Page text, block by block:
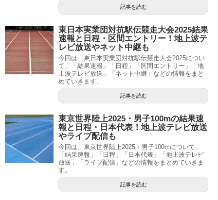
記事を読む
東日本実業団対抗駅伝競走大会2025結果
速報と日程・区間エントリー！地上波テ
レビ放送やネット中継も
今回は、東日本実業団対抗駅伝競走大会2025につい
て、「結果速報」「日程」「区間エントリー」「地
上波テレビ放送」「ネット中継」などの情報をまと
めていきます。
記事を読む
東京世界陸上2025・男子100mの結果速
報と日程・日本代表！地上波テレビ放送
やライブ配信も
今回は、東京世界陸上2025・男子100mについて、
「結果速報」「日程」「日本代表」「地上波テレビ
放送」「ライブ配信」などの情報をまとめていきま
す。
記事を読む